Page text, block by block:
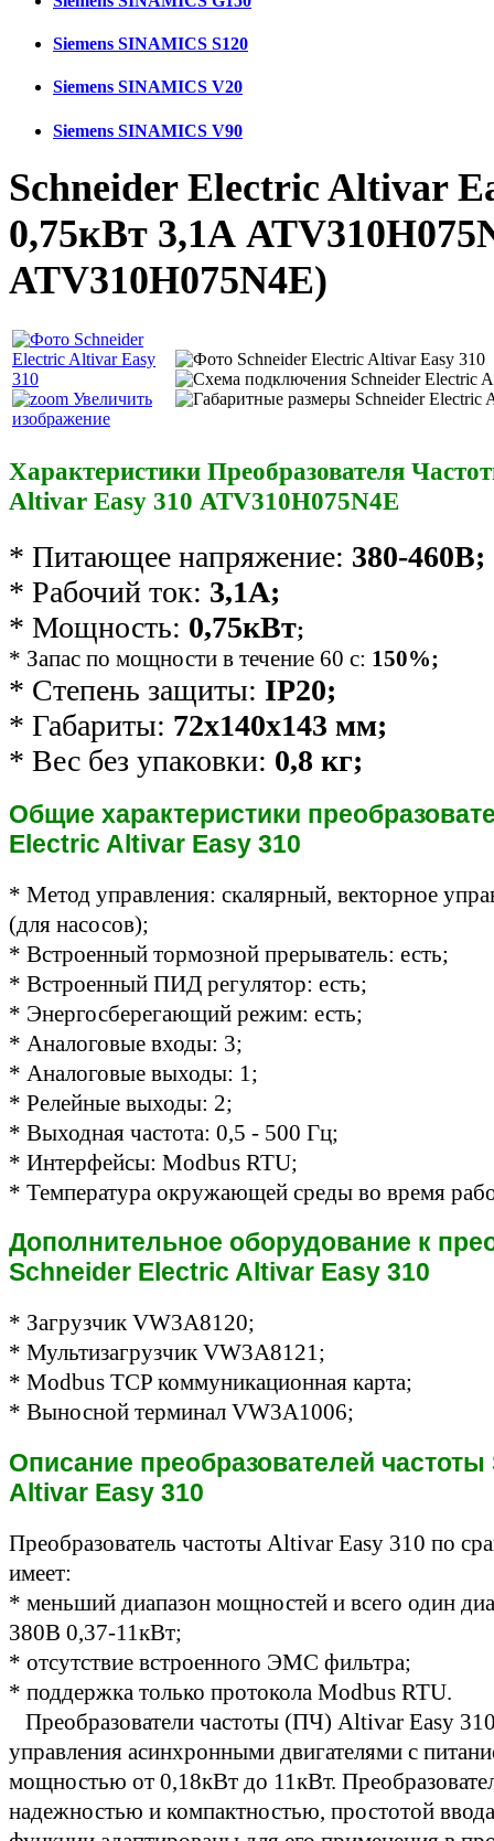
Siemens SINAMICS S120
Siemens SINAMICS V20
Siemens SINAMICS V90
Schneider Electric Altivar
0,75кВт 3,1А
ATV310H075N4E)
Увеличить
изображение
Характеристики Преобразователя
Altivar Easy 310 ATV310H075N4E
* Питающее напряжение: 380-460В;
* Рабочий ток: 3,1А;
* Мощность: 0,75кВт;
* Запас по мощности в течение 60 с: 150%;
* Степень защиты: IP20;
* Габариты: 72x140x143 мм;
* Вес без упаковки: 0,8 кг;
Общие характеристики
Electric Altivar Easy 310
* Метод управления: скалярный, векторное
(для насосов);
* Встроенный тормозной прерыватель: есть;
* Встроенный ПИД регулятор: есть;
* Энергосберегающий режим: есть;
* Аналоговые входы: 3;
* Аналоговые выходы: 1;
* Релейные выходы: 2;
* Выходная частота: 0,5 - 500 Гц;
* Интерфейсы: Modbus RTU;
* Температура окружающей среды во время
Дополнительное оборудование к
Schneider Electric Altivar Easy 310
* Загрузчик VW3A8120;
* Мультизагрузчик VW3A8121;
* Modbus TCP коммуникационная карта;
* Выносной терминал VW3A1006;
Описание преобразователей
Altivar Easy 310
Преобразователь частоты Altivar Easy 310 по
имеет:
* меньший диапазон мощностей и всего один
380В 0,37-11кВт;
* отсутствие встроенного ЭМС фильтра;
* поддержка только протокола Modbus RTU.
Преобразователи частоты (ПЧ) Altivar Easy
управления асинхронными двигателями с
мощностью от 0,18кВт до 11кВт.
надежностью и компактностью, простотой